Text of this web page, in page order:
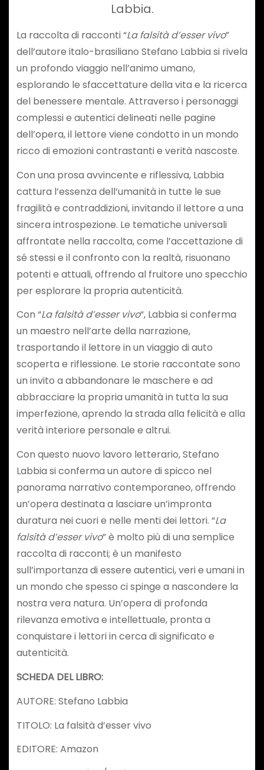
Labbia.
La raccolta di racconti “La falsità d’esser vivo”
dell’autore italo-brasiliano Stefano Labbia si rivela
un profondo viaggio nell’animo umano,
esplorando le sfaccettature della vita e la ricerca
del benessere mentale. Attraverso i personaggi
complessi e autentici delineati nelle pagine
dell’opera, il lettore viene condotto in un mondo
ricco di emozioni contrastanti e verità nascoste.
Con una prosa avvincente e riflessiva, Labbia
cattura l’essenza dell’umanità in tutte le sue
fragilità e contraddizioni, invitando il lettore a una
sincera introspezione. Le tematiche universali
affrontate nella raccolta, come l’accettazione di
sé stessi e il confronto con la realtà, risuonano
potenti e attuali, offrendo al fruitore uno specchio
per esplorare la propria autenticità.
Con “La falsità d’esser vivo“, Labbia si conferma
un maestro nell’arte della narrazione,
trasportando il lettore in un viaggio di auto
scoperta e riflessione. Le storie raccontate sono
un invito a abbandonare le maschere e ad
abbracciare la propria umanità in tutta la sua
imperfezione, aprendo la strada alla felicità e alla
verità interiore personale e altrui.
Con questo nuovo lavoro letterario, Stefano
Labbia si conferma un autore di spicco nel
panorama narrativo contemporaneo, offrendo
un’opera destinata a lasciare un’impronta
duratura nei cuori e nelle menti dei lettori. “La
falsità d’esser vivo” è molto più di una semplice
raccolta di racconti; è un manifesto
sull’importanza di essere autentici, veri e umani in
un mondo che spesso ci spinge a nascondere la
nostra vera natura. Un’opera di profonda
rilevanza emotiva e intellettuale, pronta a
conquistare i lettori in cerca di significato e
autenticità.
SCHEDA DEL LIBRO:
AUTORE: Stefano Labbia
TITOLO: La falsità d’esser vivo
EDITORE: Amazon